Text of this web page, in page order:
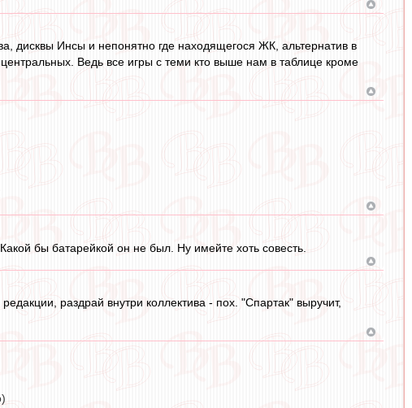
дисквы Инсы и непонятно где находящегося ЖК, альтернатив в
Ведь все игры с теми кто выше нам в таблице кроме
бы батарейкой он не был. Ну имейте хоть совесть.
раздрай внутри коллектива - пох. "Спартак" выручит,